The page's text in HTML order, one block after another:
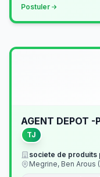
Postuler
AGENT DEPOT -
TJ
societe de produits
Megrine, Ben Arous